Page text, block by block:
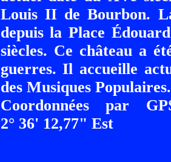
Louis II de Bourbon.
depuis la Place
siècles. Ce château a
guerres. Il accueille
des Musiques Populaires.
Coordonnées par
2° 36' 12,77" Est